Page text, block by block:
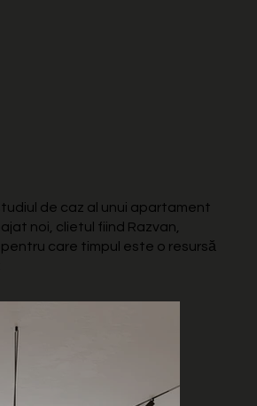
de caz al unui apartament
noi, clietul fiind Razvan,
care timpul este o resursă